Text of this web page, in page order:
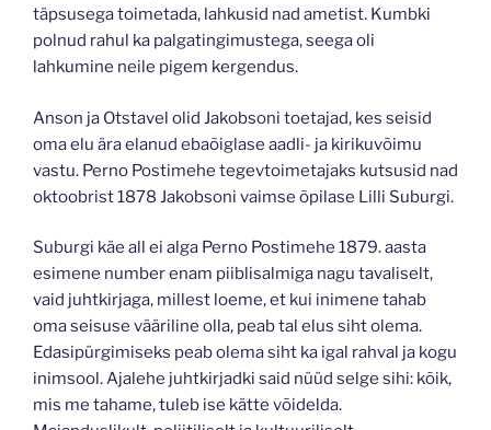
täpsusega toimetada, lahkusid nad ametist. Kumbki
polnud rahul ka palgatingimustega, seega oli
lahkumine neile pigem kergendus.
Anson ja Otstavel olid Jakobsoni toetajad, kes seisid
oma elu ära elanud ebaõiglase aadli- ja kirikuvõimu
vastu. Perno Postimehe tegevtoimetajaks kutsusid nad
oktoobrist 1878 Jakobsoni vaimse õpilase Lilli Suburgi.
Suburgi käe all ei alga Perno Postimehe 1879. aasta
esimene number enam piiblisalmiga nagu tavaliselt,
vaid juhtkirjaga, millest loeme, et kui inimene tahab
oma seisuse vääriline olla, peab tal elus siht olema.
Edasipürgimiseks peab olema siht ka igal rahval ja kogu
inimsool. Ajalehe juhtkirjadki said nüüd selge sihi: kõik,
mis me tahame, tuleb ise kätte võidelda.